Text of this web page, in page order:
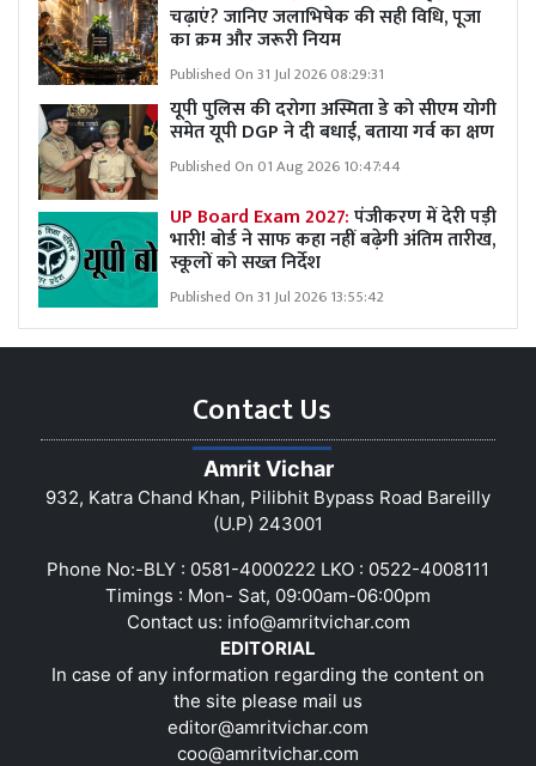
चढ़ाएं? जानिए जलाभिषेक की सही विधि, पूजा
का क्रम और जरूरी नियम
Published On 31 Jul 2026 08:29:31
यूपी पुलिस की दरोगा अस्मिता डे को सीएम योगी
समेत यूपी DGP ने दी बधाई, बताया गर्व का क्षण
Published On 01 Aug 2026 10:47:44
UP Board Exam 2027:पंजीकरण में देरी पड़ी
भारी! बोर्ड ने साफ कहा नहीं बढ़ेगी अंतिम तारीख,
स्कूलों को सख्त निर्देश
Published On 31 Jul 2026 13:55:42
Contact Us
Amrit Vichar
932, Katra Chand Khan, Pilibhit Bypass Road Bareilly
(U.P) 243001
Phone No:-BLY : 0581-4000222 LKO : 0522-4008111
Timings : Mon- Sat, 09:00am-06:00pm
Contact us: info@amritvichar.com
EDITORIAL
In case of any information regarding the content on
the site please mail us
editor@amritvichar.com
coo@amritvichar.com